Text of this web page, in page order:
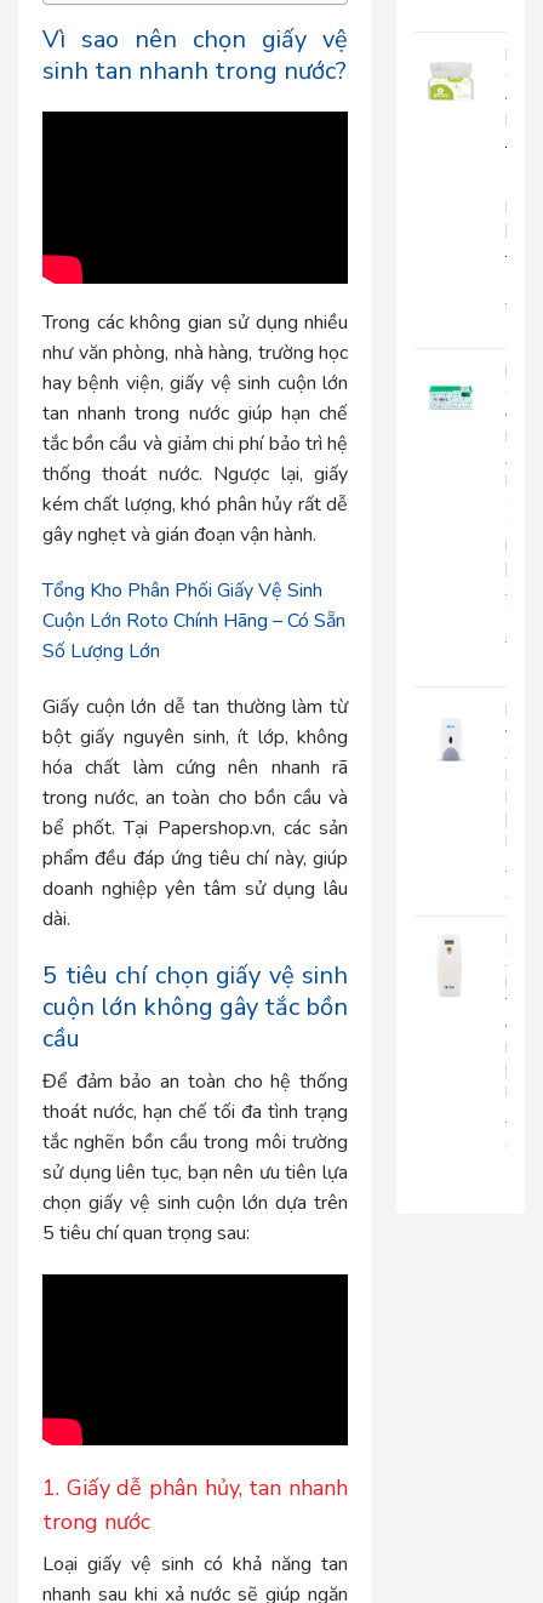
Vì sao nên chọn giấy vệ
sinh tan nhanh trong nước?
Trong các không gian sử dụng nhiều
như văn phòng, nhà hàng, trường học
hay bệnh viện, giấy vệ sinh cuộn lớn
tan nhanh trong nước giúp hạn chế
tắc bồn cầu và giảm chi phí bảo trì hệ
thống thoát nước. Ngược lại, giấy
kém chất lượng, khó phân hủy rất dễ
gây nghẹt và gián đoạn vận hành.
Tổng Kho Phân Phối Giấy Vệ Sinh
Cuộn Lớn Roto Chính Hãng – Có Sẵn
Số Lượng Lớn
Giấy cuộn lớn dễ tan thường làm từ
bột giấy nguyên sinh, ít lớp, không
hóa chất làm cứng nên nhanh rã
trong nước, an toàn cho bồn cầu và
bể phốt. Tại Papershop.vn, các sản
phẩm đều đáp ứng tiêu chí này, giúp
doanh nghiệp yên tâm sử dụng lâu
dài.
5 tiêu chí chọn giấy vệ sinh
cuộn lớn không gây tắc bồn
cầu
Để đảm bảo an toàn cho hệ thống
thoát nước, hạn chế tối đa tình trạng
tắc nghẽn bồn cầu trong môi trường
sử dụng liên tục, bạn nên ưu tiên lựa
chọn giấy vệ sinh cuộn lớn dựa trên
5 tiêu chí quan trọng sau:
1. Giấy dễ phân hủy, tan nhanh
trong nước
Loại giấy vệ sinh có khả năng tan
nhanh sau khi xả nước sẽ giúp ngăn
Khăn
Giấy
Đa
20-
Lớp
|
Khăn
Giấy
Đa
An
20-
2
Lớp
|
2
Bình
Xà
|
RT800
Máy
Xịt
Tự
|
RT816